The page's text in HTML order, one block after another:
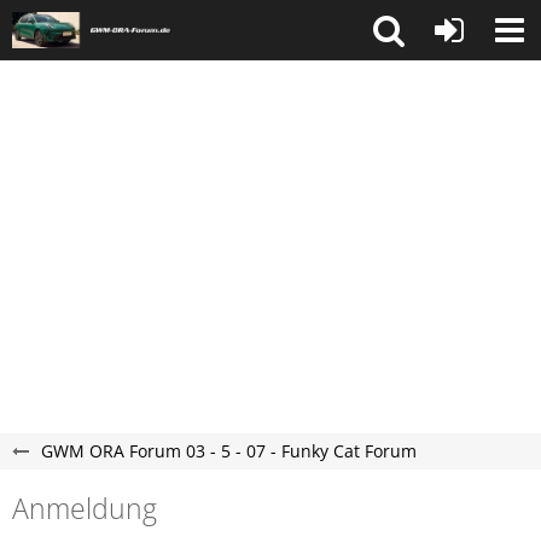
GWM ORA Forum 03 - 5 - 07 - Funky Cat Forum
Anmeldung